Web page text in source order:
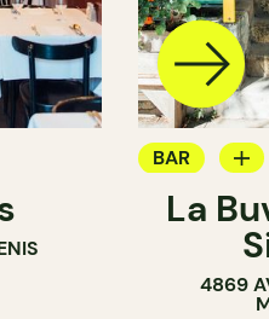
BAR
BAR À VIN
La
4869